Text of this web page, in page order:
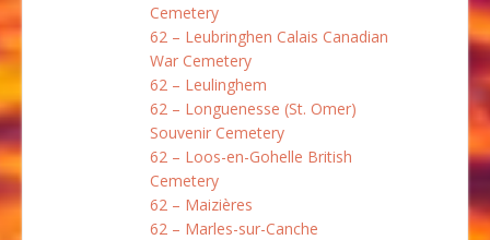
Cemetery
62 – Leubringhen Calais Canadian
War Cemetery
62 – Leulinghem
62 – Longuenesse (St. Omer)
Souvenir Cemetery
62 – Loos-en-Gohelle British
Cemetery
62 – Maizières
62 – Marles-sur-Canche